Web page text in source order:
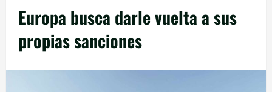
Europa busca darle vuelta a sus
propias sanciones